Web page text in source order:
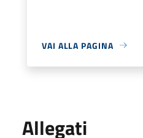
VAI ALLA PAGINA
Allegati